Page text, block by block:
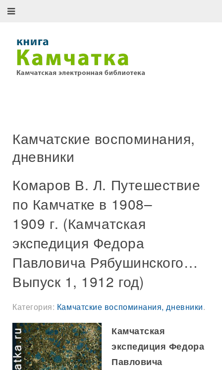
Камчатские воспоминания,
дневники
Комаров В. Л. Путешествие
по Камчатке в 1908–
1909 г. (Камчатская
экспедиция Федора
Павловича Рябушинского…
Выпуск 1, 1912 год)
Категория: Камчатские воспоминания, дневники.
Камчатская
экспедиция Федора
Павловича